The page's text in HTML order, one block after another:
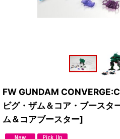
FW GUNDAM
ビグ・ザム＆コア・ブース
ム＆コアブースター]